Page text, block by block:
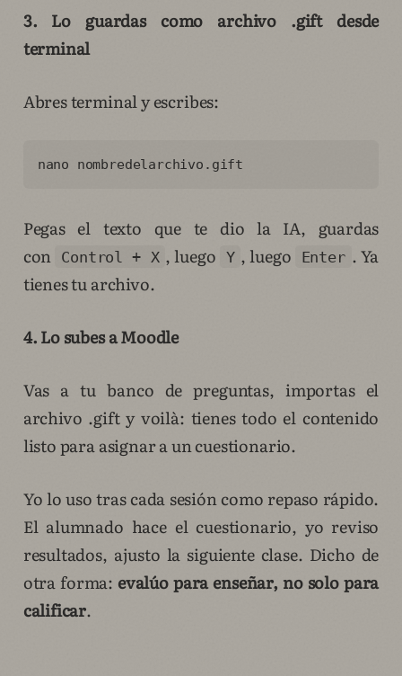
3. Lo guardas como archivo .gift desde
terminal
Abres terminal y escribes:
nano nombredelarchivo.gift
Pegas el texto que te dio la IA, guardas
con Control + X , luego Y , luego Enter . Ya
tienes tu archivo.
4. Lo subes a Moodle
Vas a tu banco de preguntas, importas el
archivo .gift y voilà: tienes todo el contenido
listo para asignar a un cuestionario.
Yo lo uso tras cada sesión como repaso rápido.
El alumnado hace el cuestionario, yo reviso
resultados, ajusto la siguiente clase. Dicho de
otra forma: evalúo para enseñar, no solo para
calificar.